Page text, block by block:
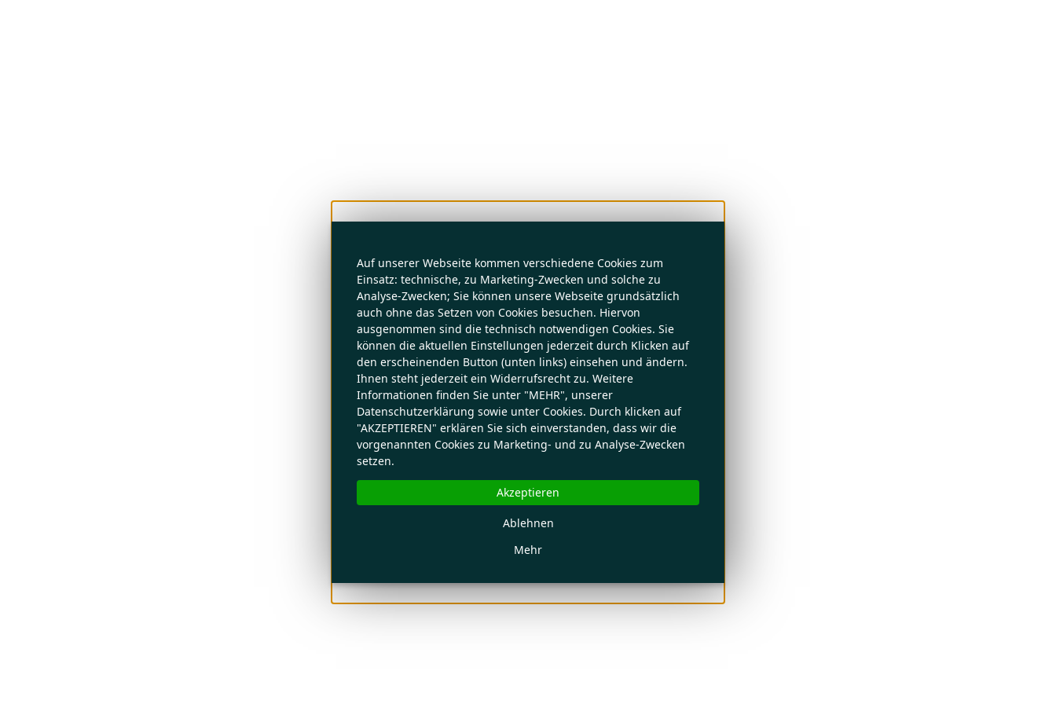
Auf unserer Webseite kommen verschiedene Cookies zum
Einsatz: technische, zu Marketing-Zwecken und solche zu
Analyse-Zwecken; Sie können unsere Webseite grundsätzlich
auch ohne das Setzen von Cookies besuchen. Hiervon
ausgenommen sind die technisch notwendigen Cookies. Sie
können die aktuellen Einstellungen jederzeit durch Klicken auf
den erscheinenden Button (unten links) einsehen und ändern.
Ihnen steht jederzeit ein Widerrufsrecht zu. Weitere
Informationen finden Sie unter "MEHR", unserer
Datenschutzerklärung sowie unter Cookies. Durch klicken auf
"AKZEPTIEREN" erklären Sie sich einverstanden, dass wir die
vorgenannten Cookies zu Marketing- und zu Analyse-Zwecken
setzen.
Mehr
Ablehnen
Akzeptieren